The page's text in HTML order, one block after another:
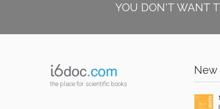
YOU DON'T WANT
the place for scientific books
New